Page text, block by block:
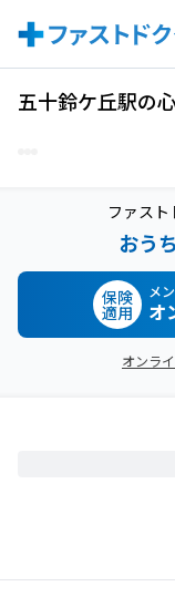
五十鈴ケ丘駅の
ファスト
おう
保険
適用
メ
オ
オンラ